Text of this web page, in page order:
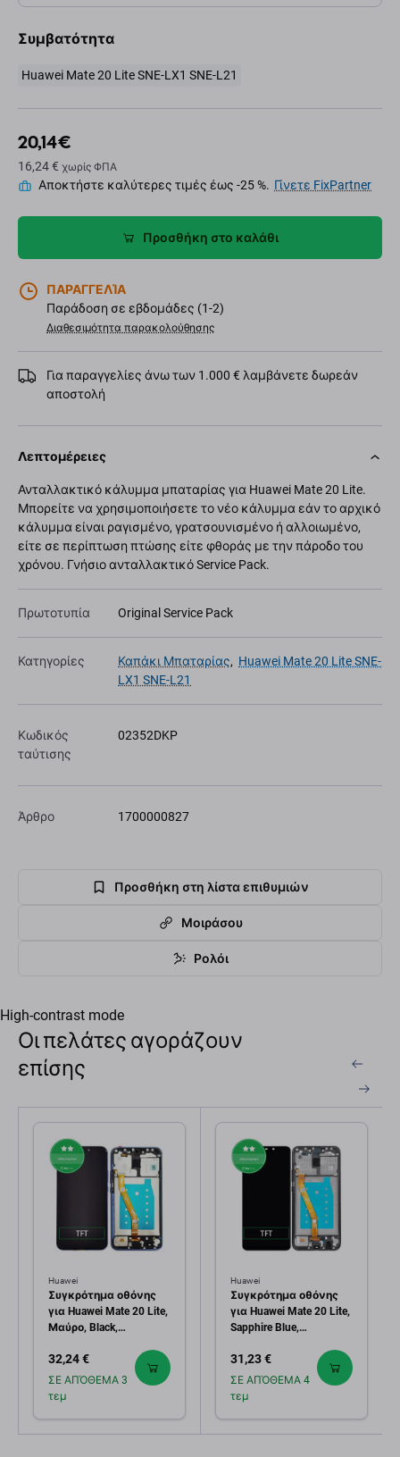
Συμβατότητα
Huawei Mate 20 Lite SNE-LX1 SNE-L21
20,14 €
16,24 € χωρίς ΦΠΑ
Αποκτήστε καλύτερες τιμές έως -25 %. Γίνετε FixPartner
Προσθήκη στο καλάθι
ΠΑΡΑΓΓΕΛΊΑ
Παράδοση σε εβδομάδες (1-2)
Διαθεσιμότητα παρακολούθησης
Για παραγγελίες άνω των 1.000 € λαμβάνετε δωρεάν
αποστολή
Λεπτομέρειες
Ανταλλακτικό κάλυμμα μπαταρίας για Huawei Mate 20 Lite.
Μπορείτε να χρησιμοποιήσετε το νέο κάλυμμα εάν το αρχικό
κάλυμμα είναι ραγισμένο, γρατσουνισμένο ή αλλοιωμένο,
είτε σε περίπτωση πτώσης είτε φθοράς με την πάροδο του
χρόνου. Γνήσιο ανταλλακτικό Service Pack.
Πρωτοτυπία Original Service Pack
Κατηγορίες Καπάκι Μπαταρίας, Huawei Mate 20 Lite SNE-
LX1 SNE-L21
Κωδικός
ταύτισης
02352DKP
Άρθρο 1700000827
Προσθήκη στη λίστα επιθυμιών
Μοιράσου
Ρολόι
High-contrast mode
Οι πελάτες αγοράζουν
επίσης
Huawei
Συγκρότημα οθόνης
για Huawei Mate 20 Lite,
Μαύρο, Black,
32,24 €
ΣΕ ΑΠΌΘΕΜΑ 3
τεμ
Huawei
Συγκρότημα οθόνης
για Huawei Mate 20 Lite,
Sapphire Blue,
31,23 €
ΣΕ ΑΠΌΘΕΜΑ 4
τεμ